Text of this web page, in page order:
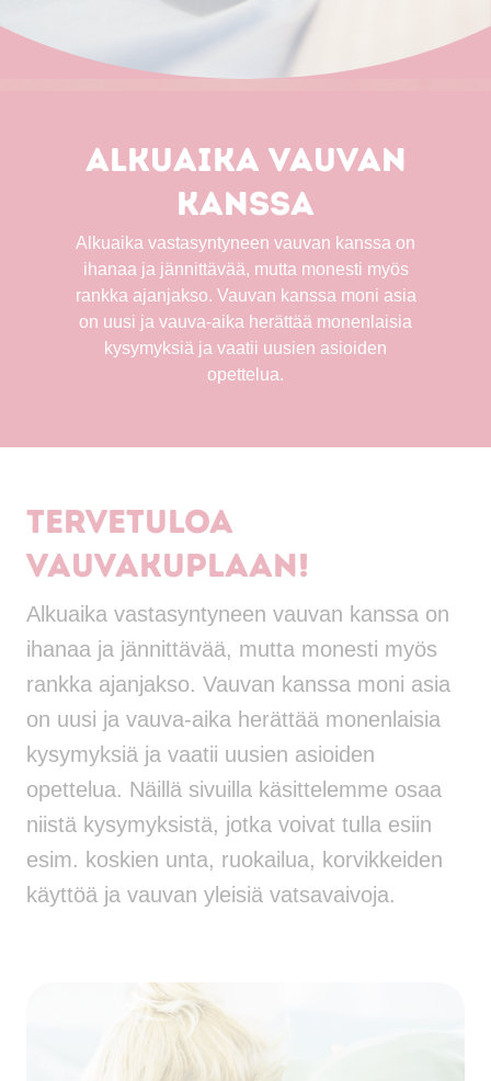
Alkuaika vauvan
kanssa
Alkuaika vastasyntyneen vauvan kanssa on
ihanaa ja jännittävää, mutta monesti myös
rankka ajanjakso. Vauvan kanssa moni asia
on uusi ja vauva-aika herättää monenlaisia
kysymyksiä ja vaatii uusien asioiden
opettelua.
Tervetuloa
vauvakuplaan!
Alkuaika vastasyntyneen vauvan kanssa on
ihanaa ja jännittävää, mutta monesti myös
rankka ajanjakso. Vauvan kanssa moni asia
on uusi ja vauva-aika herättää monenlaisia
kysymyksiä ja vaatii uusien asioiden
opettelua. Näillä sivuilla käsittelemme osaa
niistä kysymyksistä, jotka voivat tulla esiin
esim. koskien unta, ruokailua, korvikkeiden
käyttöä ja vauvan yleisiä vatsavaivoja.